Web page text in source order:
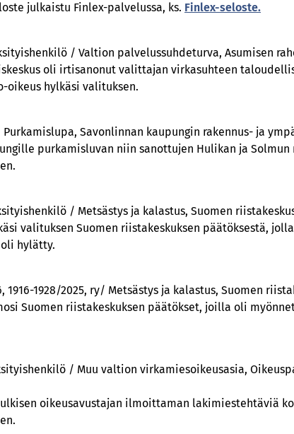
julkaistu Finlex-palvelussa, ks. Finlex-seloste.
/ Valtion palvelussuhdeturva, Asumisen
oli irtisanonut valittajan virkasuhteen
oikeus hylkäsi valituksen.
Purkamislupa, Savonlinnan kaupungin rakennus- ja
purkamisluvan niin sanottujen Hulikan ja Solmun
/ Metsästys ja kalastus, Suomen
valituksen Suomen riistakeskuksen päätöksestä,
hylätty.
1916-1928/2025, ry/ Metsästys ja kalastus, Suomen
Suomen riistakeskuksen päätökset, joilla oli
/ Muu valtion virkamiesoikeusasia,
oikeusavustajan ilmoittaman lakimiestehtäviä